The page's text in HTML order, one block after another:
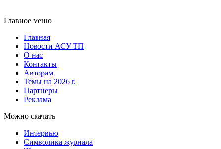
Главное меню
Главная
Новости АСУ ТП
О нас
Контакты
Авторам
Темы на 2026 г.
Партнеры
Реклама
Можно скачать
Интервью
Символика журнала